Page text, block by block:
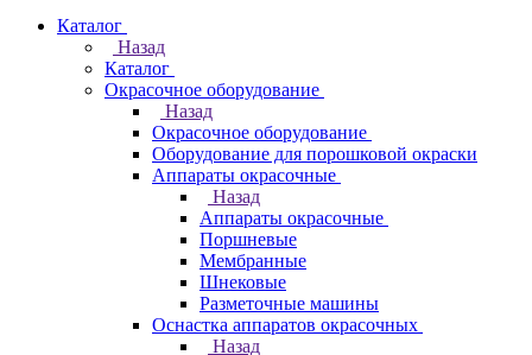
Каталог
Назад
Каталог
Окрасочное оборудование
Назад
Окрасочное оборудование
Оборудование для порошковой окраски
Аппараты окрасочные
Назад
Аппараты окрасочные
Поршневые
Мембранные
Шнековые
Разметочные машины
Оснастка аппаратов окрасочных
Назад